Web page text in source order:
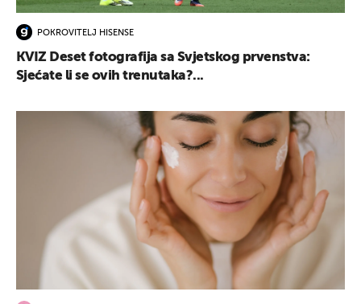
POKROVITELJ HISENSE
KVIZ Deset fotografija sa Svjetskog prvenstva:
Sjećate li se ovih trenutaka?...